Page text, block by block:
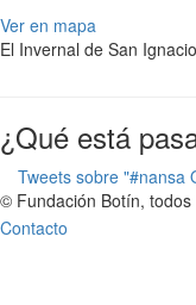
Ver en mapa
El Invernal de San
¿Qué está
Tweets sobre "#nansa
© Fundación Botín,
Contacto